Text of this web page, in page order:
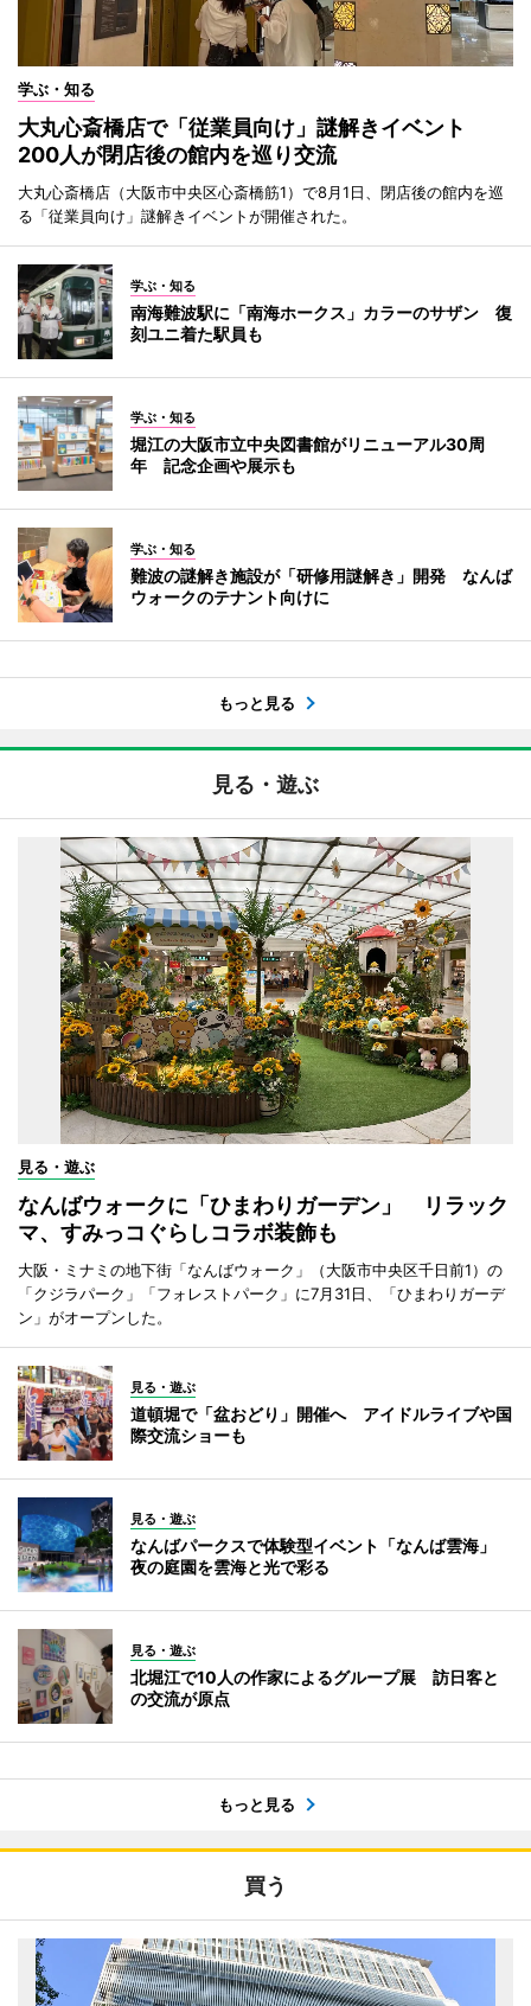
学ぶ・知る
大丸心斎橋店で「従業員向け」謎解きイベント
200人が閉店後の館内を巡り交流
大丸心斎橋店（大阪市中央区心斎橋筋1）で8月1日、閉店後の館内を巡
る「従業員向け」謎解きイベントが開催された。
学ぶ・知る
南海難波駅に「南海ホークス」カラーのサザン 復
刻ユニ着た駅員も
学ぶ・知る
堀江の大阪市立中央図書館がリニューアル30周
年 記念企画や展示も
学ぶ・知る
難波の謎解き施設が「研修用謎解き」開発 なんば
ウォークのテナント向けに
もっと見る
見る・遊ぶ
見る・遊ぶ
なんばウォークに「ひまわりガーデン」 リラック
マ、すみっコぐらしコラボ装飾も
大阪・ミナミの地下街「なんばウォーク」（大阪市中央区千日前1）の
「クジラパーク」「フォレストパーク」に7月31日、「ひまわりガーデ
ン」がオープンした。
見る・遊ぶ
道頓堀で「盆おどり」開催へ アイドルライブや国
際交流ショーも
見る・遊ぶ
なんばパークスで体験型イベント「なんば雲海」
夜の庭園を雲海と光で彩る
見る・遊ぶ
北堀江で10人の作家によるグループ展 訪日客と
の交流が原点
もっと見る
買う